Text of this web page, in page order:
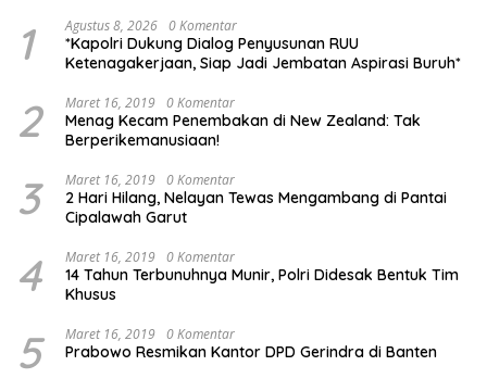
1 Agustus 8, 2026 0 Komentar
*Kapolri Dukung Dialog Penyusunan RUU
Ketenagakerjaan, Siap Jadi Jembatan Aspirasi Buruh*
2 Maret 16, 2019 0 Komentar
Menag Kecam Penembakan di New Zealand: Tak
Berperikemanusiaan!
3 Maret 16, 2019 0 Komentar
2 Hari Hilang, Nelayan Tewas Mengambang di Pantai
Cipalawah Garut
4 Maret 16, 2019 0 Komentar
14 Tahun Terbunuhnya Munir, Polri Didesak Bentuk Tim
Khusus
5 Maret 16, 2019 0 Komentar
Prabowo Resmikan Kantor DPD Gerindra di Banten